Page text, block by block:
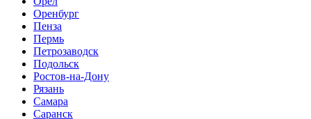
Оренбург
Пенза
Пермь
Петрозаводск
Подольск
Ростов-на-Дону
Рязань
Самара
Саранск